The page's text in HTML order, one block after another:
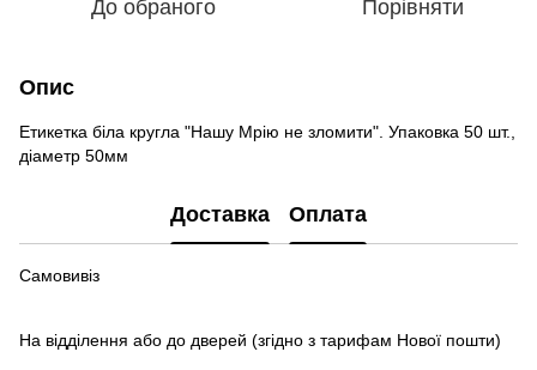
До обраного Порівняти
Опис
Етикетка біла кругла "Нашу Мрію не зломити". Упаковка 50 шт.,
діаметр 50мм
Доставка Оплата
Самовивіз
На відділення або до дверей (згідно з тарифам Нової пошти)